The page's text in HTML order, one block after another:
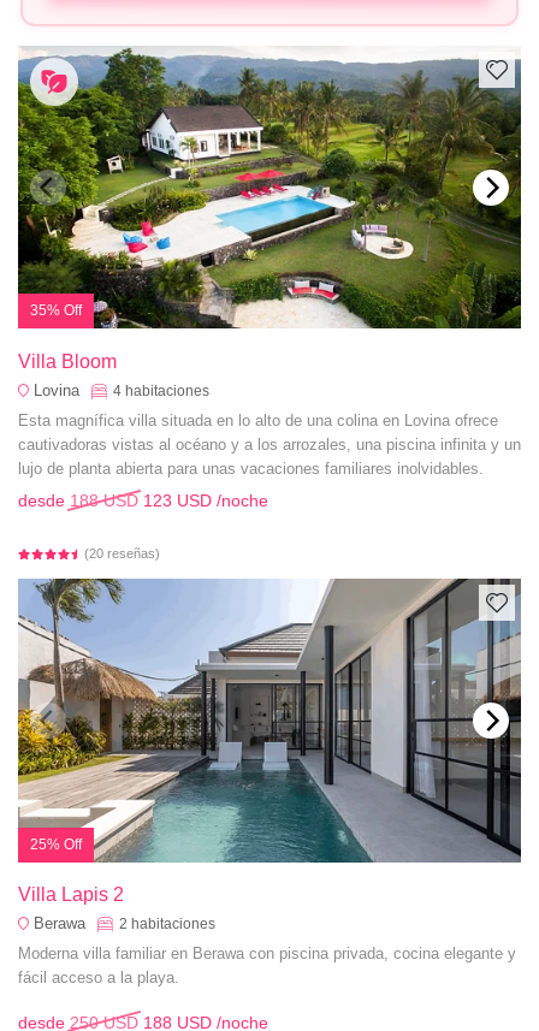
35% Off
Villa Bloom
Lovina 4 habitaciones
Esta magnífica villa situada en lo alto de una colina en Lovina ofrece
cautivadoras vistas al océano y a los arrozales, una piscina infinita y un
lujo de planta abierta para unas vacaciones familiares inolvidables.
desde 188 USD 123 USD /noche
(20 reseñas)
25% Off
Villa Lapis 2
Berawa 2 habitaciones
Moderna villa familiar en Berawa con piscina privada, cocina elegante y
fácil acceso a la playa.
desde 250 USD 188 USD /noche